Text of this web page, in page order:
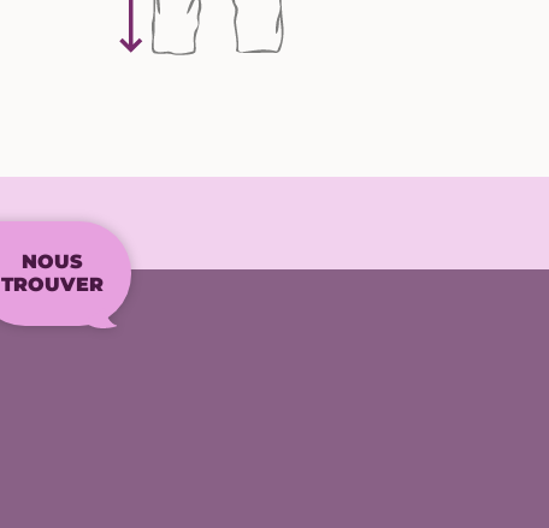
NOUS
TROUVER